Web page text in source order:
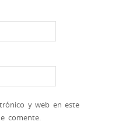
y web en este
comente.